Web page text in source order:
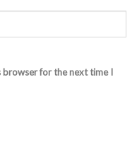
browser for the next time I